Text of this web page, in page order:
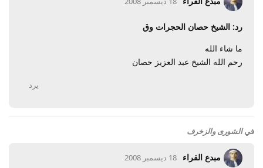
رد: الشيخ حصان الحجرات وق
ما شاء الله
رحم الله الشيخ عبد العزيز حصان
يرد
فيالشورى والزخرف
مبدع القراء 18 ديسمبر 2008